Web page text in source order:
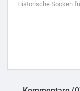
Historische Socken